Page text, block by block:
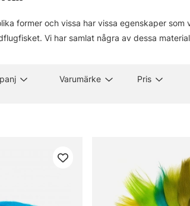
former och vissa har vissa egenskaper
Vi har samlat några av dessa
Varumärke Pris